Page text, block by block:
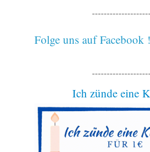
Folge uns auf Facebook !
Ich zünde eine